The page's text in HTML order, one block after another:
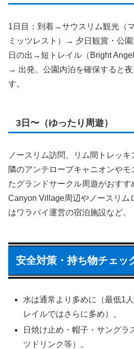
1日目：到着→サウスリム観光（
ミッツレスト）→ 夕日観賞・公
日の出→短トレイル（Bright
→ 出発。公園内泊を確保すると
す。
3日〜（ゆったり周遊）
ノースリム訪問、リム間トレッ
隣のアンテロープキャニオンや
たグランドサークル周遊がおすす
Canyon Village周辺やノースリム
はワラパイ運営の宿泊施設など。
安全対策・持ち物チェッ
水は通常より多めに（最低1
レイルではさらに多め）。
日焼け止め・帽子・サングラ
ツドリンク等）。